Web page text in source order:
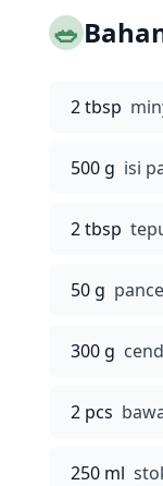
🥗
2 tbsp
500 g isi
2 tbsp
50 g
300 g
2 pcs
250 ml